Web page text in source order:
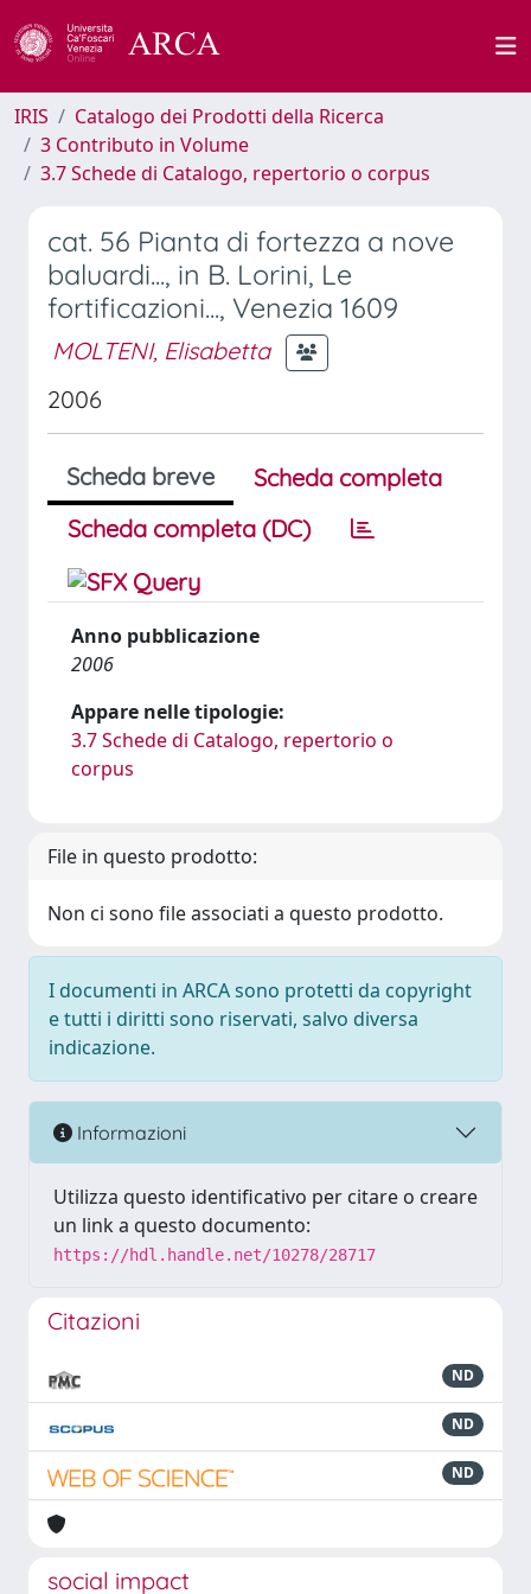
IRIS
Catalogo dei Prodotti della Ricerca
3 Contributo in Volume
3.7 Schede di Catalogo, repertorio o corpus
cat. 56 Pianta di fortezza a nove
baluardi..., in B. Lorini, Le
fortificazioni..., Venezia 1609
MOLTENI, Elisabetta
2006
Scheda breve
Scheda completa
Scheda completa (DC)
Anno pubblicazione
2006
Appare nelle tipologie:
3.7 Schede di Catalogo, repertorio o
corpus
File in questo prodotto:
Non ci sono file associati a questo prodotto.
I documenti in ARCA sono protetti da copyright
e tutti i diritti sono riservati, salvo diversa
indicazione.
Informazioni
Utilizza questo identificativo per citare o creare
un link a questo documento:
https://hdl.handle.net/10278/28717
Citazioni
ND
ND
ND
social impact